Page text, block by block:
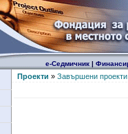
е-Седмичник|
Проекти » Завършени проекти